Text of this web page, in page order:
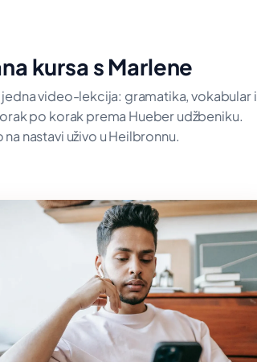
kursa s Marlene
jedna video-lekcija: gramatika, vokabular i
po korak prema Hueber udžbeniku.
na nastavi uživo u Heilbronnu.